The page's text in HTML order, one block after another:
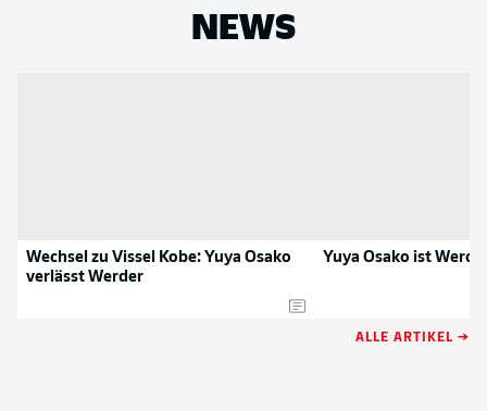
NEWS
Wechsel zu Vissel Kobe: Yuya Osako
verlässt Werder
Yuya Osako ist
ALLE ARTIKEL →